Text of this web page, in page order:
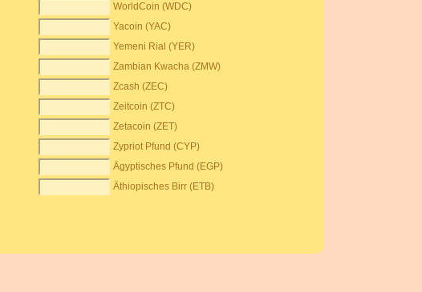
WorldCoin (WDC)
Yacoin (YAC)
Yemeni Rial (YER)
Zambian Kwacha (ZMW)
Zcash (ZEC)
Zeitcoin (ZTC)
Zetacoin (ZET)
Zypriot Pfund (CYP)
Ägyptisches Pfund (EGP)
Äthiopisches Birr (ETB)